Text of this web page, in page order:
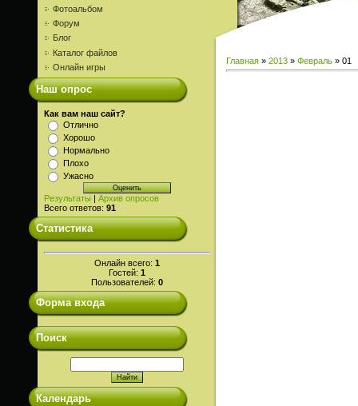
Фотоальбом
Форум
Блог
Каталог файлов
Онлайн игры
Наш опрос
Как вам наш сайт?
Отлично
Хорошо
Нормально
Плохо
Ужасно
Результаты | Архив опросов
Всего ответов: 91
Статистика
Онлайн всего: 1
Гостей: 1
Пользователей: 0
Форма входа
Поиск
Календарь
Главная » 2013 » Февраль » 01